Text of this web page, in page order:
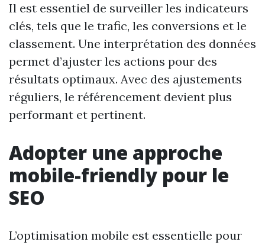
Il est essentiel de surveiller les indicateurs
clés, tels que le trafic, les conversions et le
classement. Une interprétation des données
permet d’ajuster les actions pour des
résultats optimaux. Avec des ajustements
réguliers, le référencement devient plus
performant et pertinent.
Adopter une approche
mobile-friendly pour le
SEO
L’optimisation mobile est essentielle pour